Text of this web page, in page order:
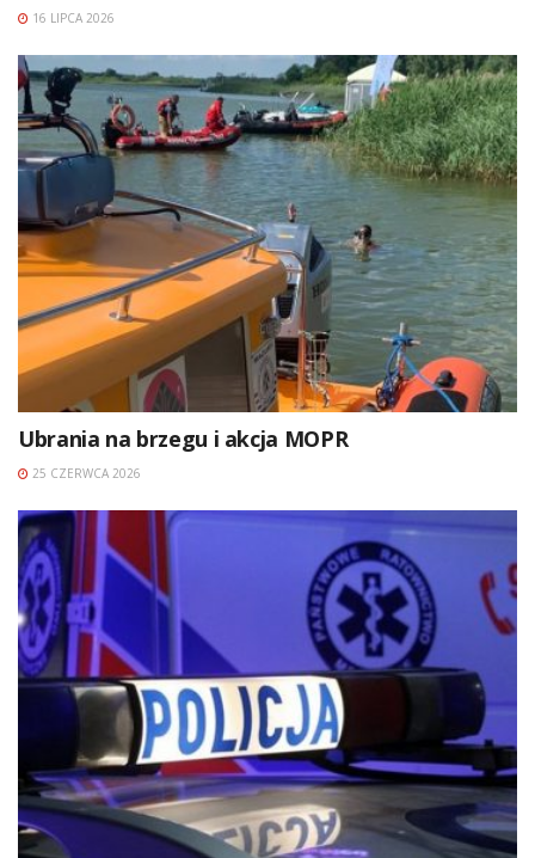
16 LIPCA 2026
Ubrania na brzegu i akcja MOPR
25 CZERWCA 2026